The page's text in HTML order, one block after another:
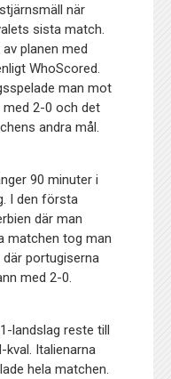
när
sista match.
planen med
WhoScored.
man mot
med 2-0 och det
andra mål.
90 minuter i
I den första
där man
matchen tog man
portugiserna
med 2-0.
landslag reste till
Italienarna
hela matchen.